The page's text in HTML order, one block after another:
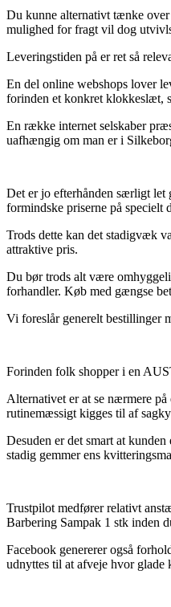
Du kunne alternativt tænke
mulighed for fragt vil dog
Leveringstiden på er ret så
En del online webshops lover
forinden et konkret klokkeslæt,
En række internet selskaber
uafhængig om man er i
Det er jo efterhånden særligt
formindske priserne på specielt
Trods dette kan det stadigvæk
attraktive pris.
Du bør trods alt være
forhandler. Køb med gængse
Vi foreslår generelt bestillinger
Forinden folk shopper i en
Alternativet er at se nærmere
rutinemæssigt kigges til af
Desuden er det smart at
stadig gemmer ens
Trustpilot medfører relativt
Barbering Sampak 1 stk inden
Facebook genererer også
udnyttes til at afveje hvor glade